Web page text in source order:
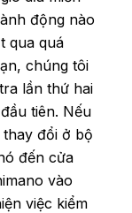
động nào
qua quá
chúng tôi
lần thứ hai
tiên. Nếu
đổi ở bộ
đến cửa
vào
việc kiểm